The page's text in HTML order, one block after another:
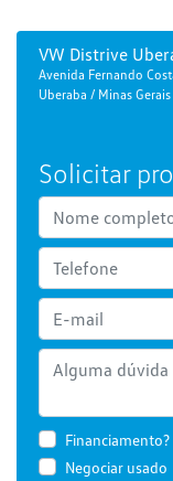
VW Distrive
Avenida Fernando
Uberaba / Minas Gerais
Solicitar
Financiamento?
Negociar usado